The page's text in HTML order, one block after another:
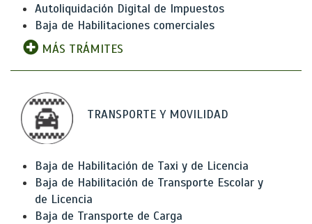
Autoliquidación Digital de Impuestos
Baja de Habilitaciones comerciales
MÁS TRÁMITES
TRANSPORTE Y MOVILIDAD
Baja de Habilitación de Taxi y de Licencia
Baja de Habilitación de Transporte Escolar y
de Licencia
Baja de Transporte de Carga